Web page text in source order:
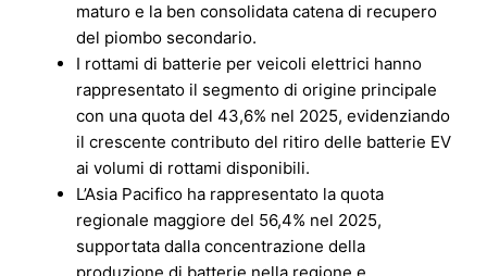
maturo e la ben consolidata catena di recupero
del piombo secondario.
I rottami di batterie per veicoli elettrici hanno
rappresentato il segmento di origine principale
con una quota del 43,6% nel 2025, evidenziando
il crescente contributo del ritiro delle batterie EV
ai volumi di rottami disponibili.
L’Asia Pacifico ha rappresentato la quota
regionale maggiore del 56,4% nel 2025,
supportata dalla concentrazione della